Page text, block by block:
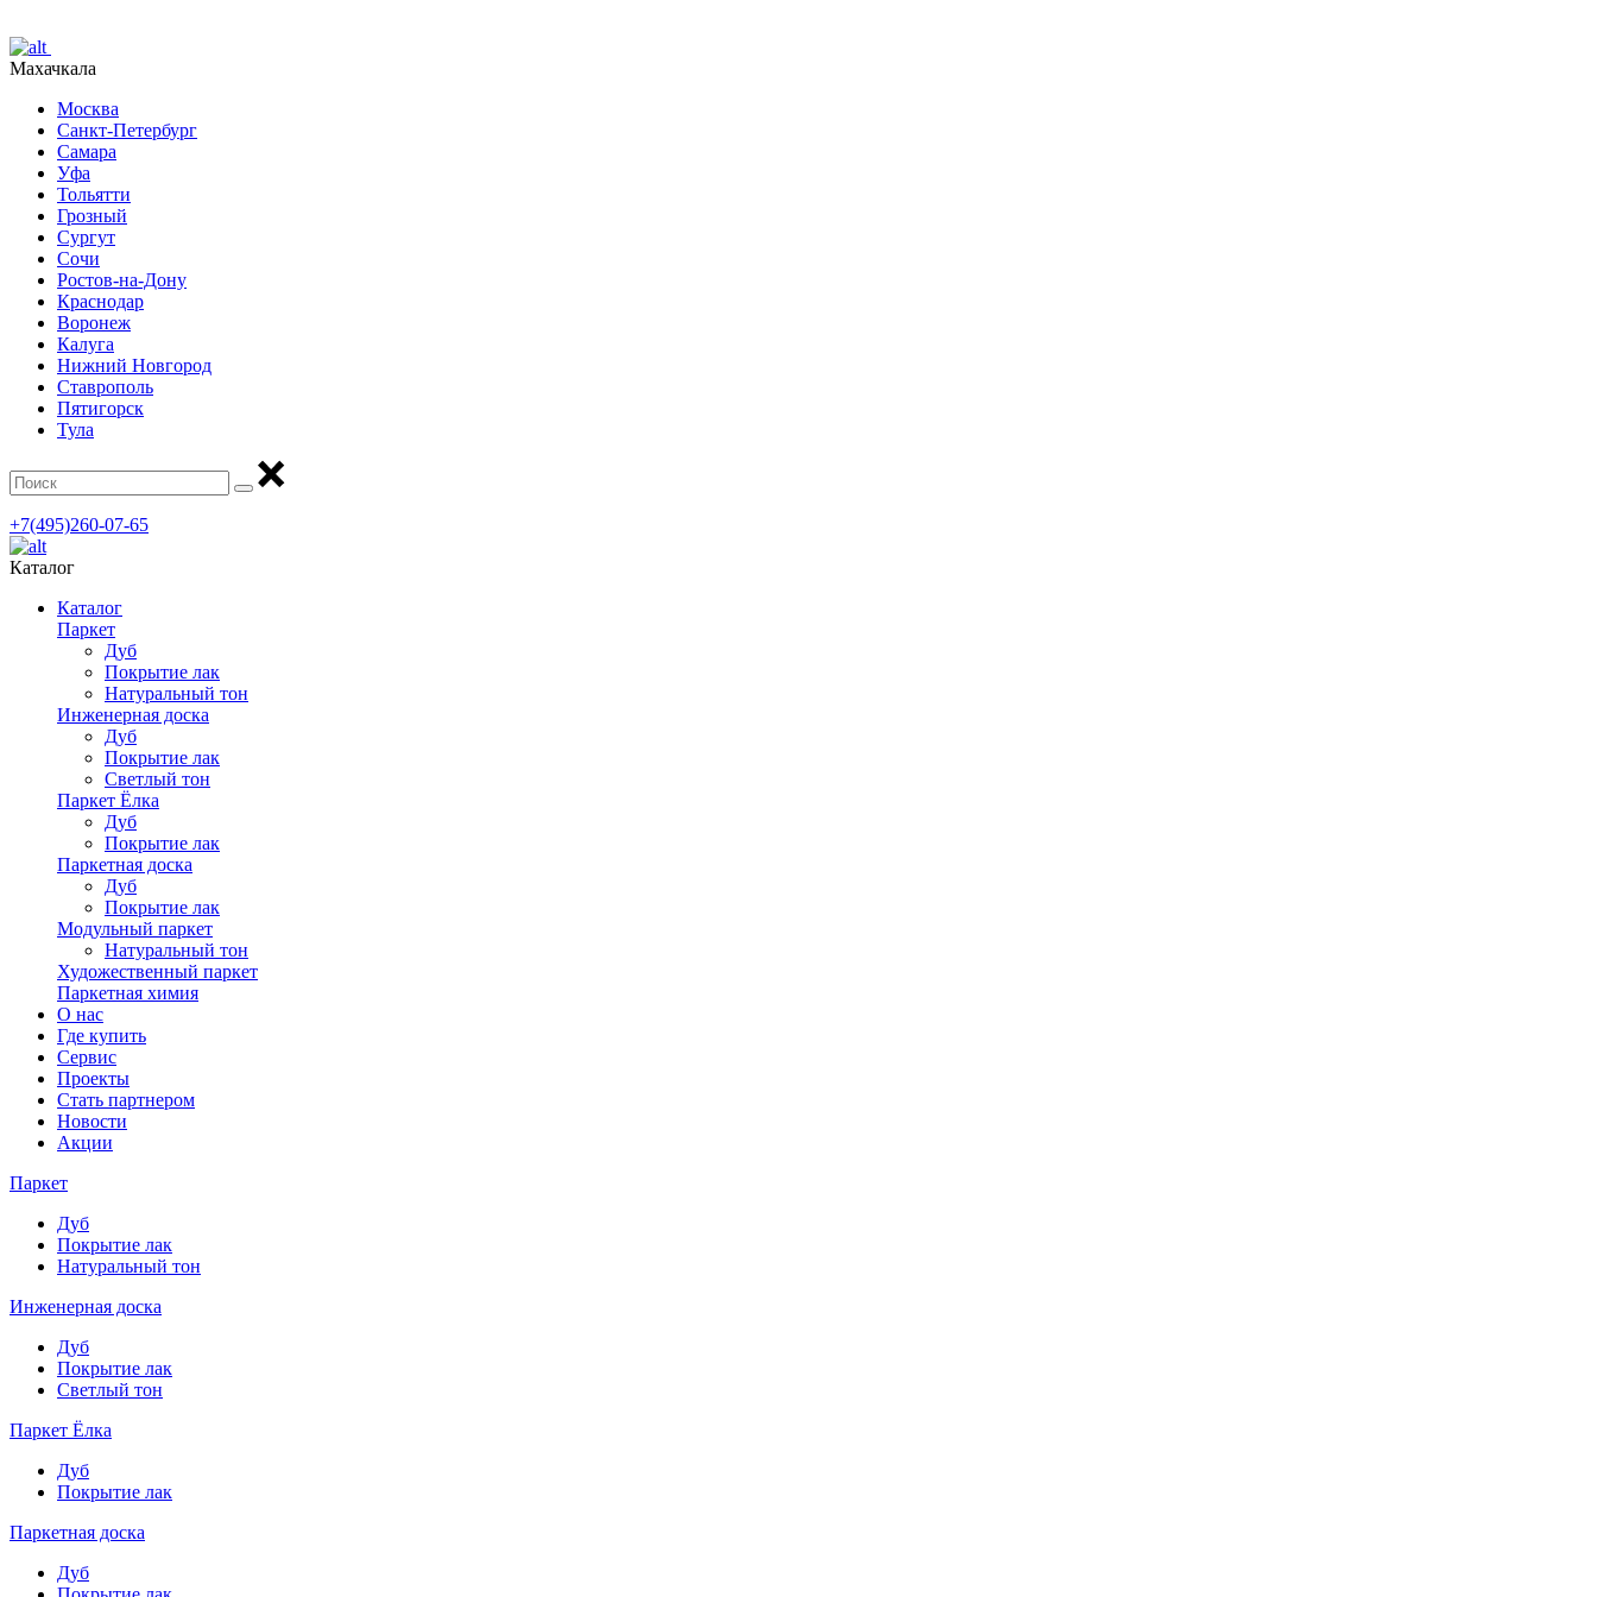
Махачкала
Москва
Санкт-Петербург
Самара
Уфа
Тольятти
Грозный
Сургут
Сочи
Ростов-на-Дону
Краснодар
Воронеж
Калуга
Нижний Новгород
Ставрополь
Пятигорск
Тула
+7(495)260-07-65
Каталог
Каталог
Паркет
Дуб
Покрытие лак
Натуральный тон
Инженерная доска
Дуб
Покрытие лак
Светлый тон
Паркет Ёлка
Дуб
Покрытие лак
Паркетная доска
Дуб
Покрытие лак
Модульный паркет
Натуральный тон
Художественный паркет
Паркетная химия
О нас
Где купить
Сервис
Проекты
Стать партнером
Новости
Акции
Паркет
Дуб
Покрытие лак
Натуральный тон
Инженерная доска
Дуб
Покрытие лак
Светлый тон
Паркет Ёлка
Дуб
Покрытие лак
Паркетная доска
Дуб